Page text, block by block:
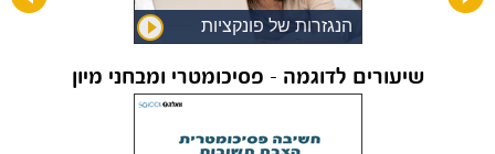
הנגזרות של פונקציות
שיעורים לדוגמה - פסיכומטרי ומבחני מיון